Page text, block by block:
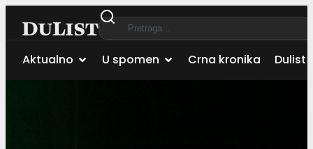
Aktualno U spomen Crna kronika Dulist